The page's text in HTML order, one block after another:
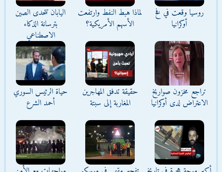
روسيا وقعت في فخ
أوكرانيا
لماذا هبط النفط وارتفعت
الأسهم الأمريكية؟
اليابان تتحدى الصين
بترسانة الذكاء
الاصطناعي
تراجع مخزون صواريخ
الاعتراض لدى أوكرانيا
حقيقة تدفق المهاجرين
المغاربة إلى سبتة
حياة الرئيس السوري
أحمد الشرع